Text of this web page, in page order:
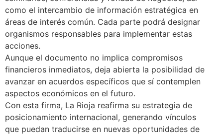
como el intercambio de información estratégica en
áreas de interés común. Cada parte podrá designar
organismos responsables para implementar estas
acciones.
Aunque el documento no implica compromisos
financieros inmediatos, deja abierta la posibilidad de
avanzar en acuerdos específicos que sí contemplen
aspectos económicos en el futuro.
Con esta firma, La Rioja reafirma su estrategia de
posicionamiento internacional, generando vínculos
que puedan traducirse en nuevas oportunidades de